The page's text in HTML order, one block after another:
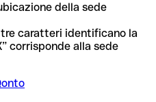
della sede
caratteri identificano la
corrisponde alla sede